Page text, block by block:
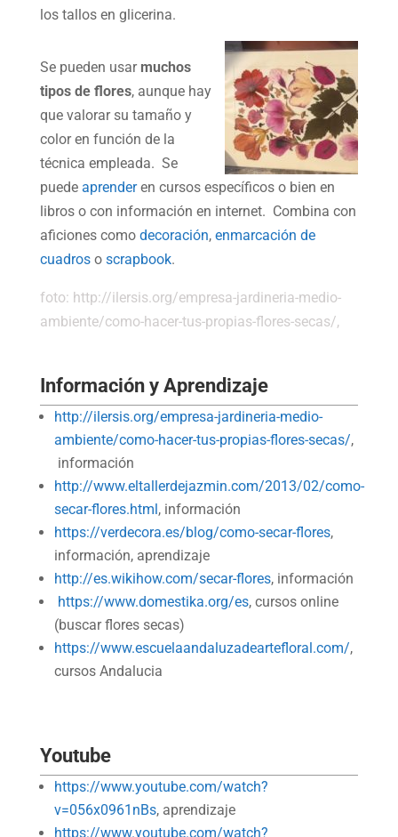
los tallos en glicerina.
Se pueden usar muchos
tipos de flores, aunque hay
que valorar su tamaño y
color en función de la
técnica empleada. Se
puede aprenderen cursos específicos o bien en
libros o con información en internet. Combina con
aficiones como decoración, enmarcación de
cuadroso scrapbook.
foto: http://ilersis.org/empresa-jardineria-medio-
ambiente/como-hacer-tus-propias-flores-secas/,
Información y Aprendizaje
http://ilersis.org/empresa-jardineria-medio-
ambiente/como-hacer-tus-propias-flores-secas/,
información
http://www.eltallerdejazmin.com/2013/02/como-
secar-flores.html, información
https://verdecora.es/blog/como-secar-flores,
información, aprendizaje
http://es.wikihow.com/secar-flores, información
https://www.domestika.org/es, cursos online
(buscar flores secas)
https://www.escuelaandaluzadeartefloral.com/,
cursos Andalucia
Youtube
https://www.youtube.com/watch?
v=056x0961nBs, aprendizaje
https://www.youtube.com/watch?